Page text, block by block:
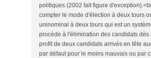
politiques (2002 fait figure
compter le mode d'élection à deux tours
uninominal à deux tours qui est un
procède à l'élimination des candidats dès
profit de deux candidats arrivés en tête
par défaut pour le moins mauvais ou par